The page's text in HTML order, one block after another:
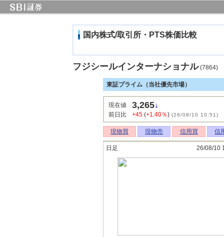
国内株式/取引所・PTS株価比較
フジシールインターナショナル(7864)
東証プライム（当社優先市場）
現在値 3,265↓
前日比 +45 (+1.40％) (26/08/10 10:51)
現物買 現物売 信用買 信
日足 26/08/10